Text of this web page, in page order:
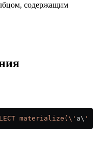
содержащим
materialize(\' a\ ' AS